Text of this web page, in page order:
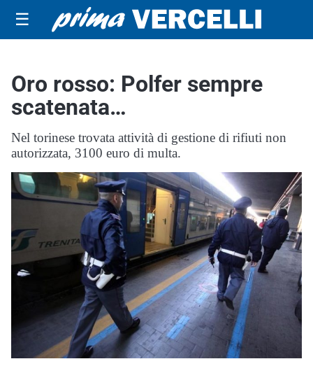
☰
Oro rosso: Polfer sempre
scatenata…
Nel torinese trovata attività di gestione di rifiuti non
autorizzata, 3100 euro di multa.